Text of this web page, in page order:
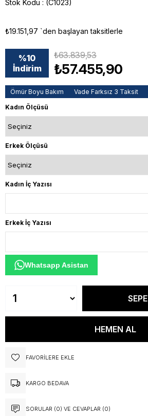
Stok Kodu (C1023)
₺19.151,97 `den başlayan taksitlerle
%10
İndirim
₺63.839,53
₺57.455,90
Ömür Boyu Bakım Vade Farksız 3 Taksit
Kadın Ölçüsü
Erkek Ölçüsü
Kadın İç Yazısı
Erkek İç Yazısı
Whatsapp Asistan
FAVORILERE EKLE
KARGO BEDAVA
SORULAR (0) VE CEVAPLAR (0)